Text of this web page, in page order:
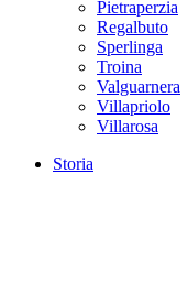
Pietraperzia
Regalbuto
Sperlinga
Troina
Valguarnera
Villapriolo
Villarosa
Storia